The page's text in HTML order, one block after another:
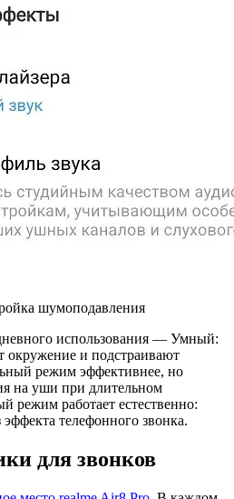
шумоподавления
использования — Умный:
и подстраивают
режим эффективнее, но
на уши при длительном
режим работает естественно:
телефонного звонка.
для звонков